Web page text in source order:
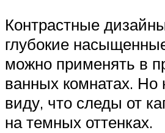
Контрастные
глубокие
можно применять в
ванных комнатах. Но
виду, что следы от
на темных оттенках.